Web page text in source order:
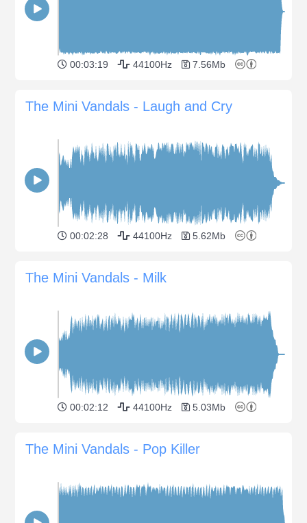
00:03:19 44100Hz 7.56Mb
The Mini Vandals - Laugh and Cry
00:02:28 44100Hz 5.62Mb
The Mini Vandals - Milk
00:02:12 44100Hz 5.03Mb
The Mini Vandals - Pop Killer